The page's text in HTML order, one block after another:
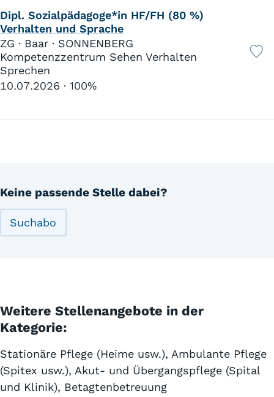
Dipl. Sozialpädagoge*in HF/FH (80 %)
Verhalten und Sprache
ZG · Baar · SONNENBERG
Kompetenzzentrum Sehen Verhalten
Sprechen
10.07.2026
100%
Keine passende Stelle dabei?
Suchabo
Weitere Stellenangebote in der
Kategorie:
Stationäre Pflege (Heime usw.), Ambulante Pflege
(Spitex usw.), Akut- und Übergangspflege (Spital
und Klinik), Betagtenbetreuung